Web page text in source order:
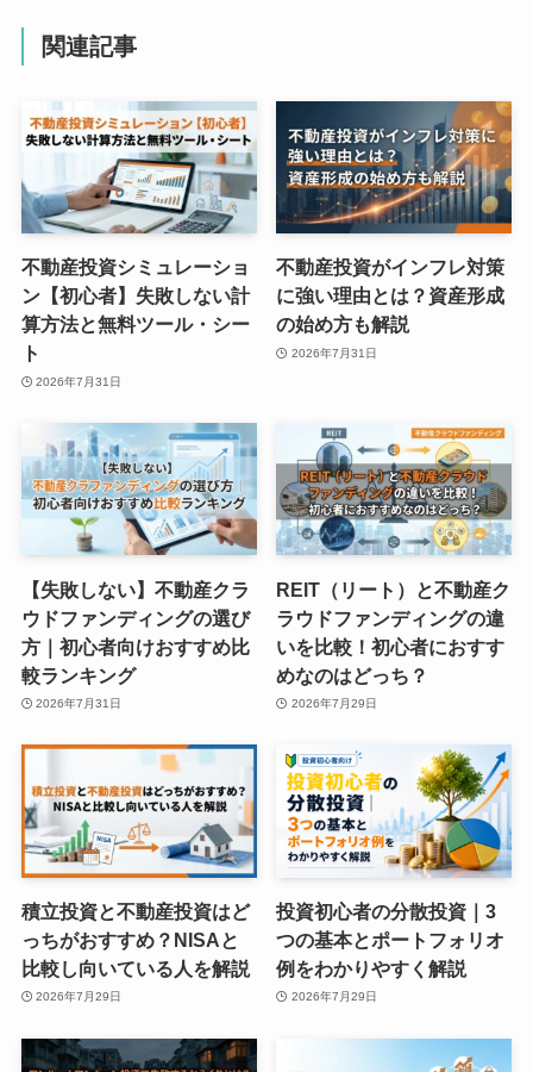
関連記事
不動産投資シミュレーショ
ン【初心者】失敗しない計
算方法と無料ツール・シー
ト
2026年7月31日
不動産投資がインフレ対策
に強い理由とは？資産形成
の始め方も解説
2026年7月31日
【失敗しない】不動産クラ
ウドファンディングの選び
方｜初心者向けおすすめ比
較ランキング
2026年7月31日
REIT（リート）と不動産ク
ラウドファンディングの違
いを比較！初心者におすす
めなのはどっち？
2026年7月29日
積立投資と不動産投資はど
っちがおすすめ？NISAと
比較し向いている人を解説
2026年7月29日
投資初心者の分散投資｜3
つの基本とポートフォリオ
例をわかりやすく解説
2026年7月29日